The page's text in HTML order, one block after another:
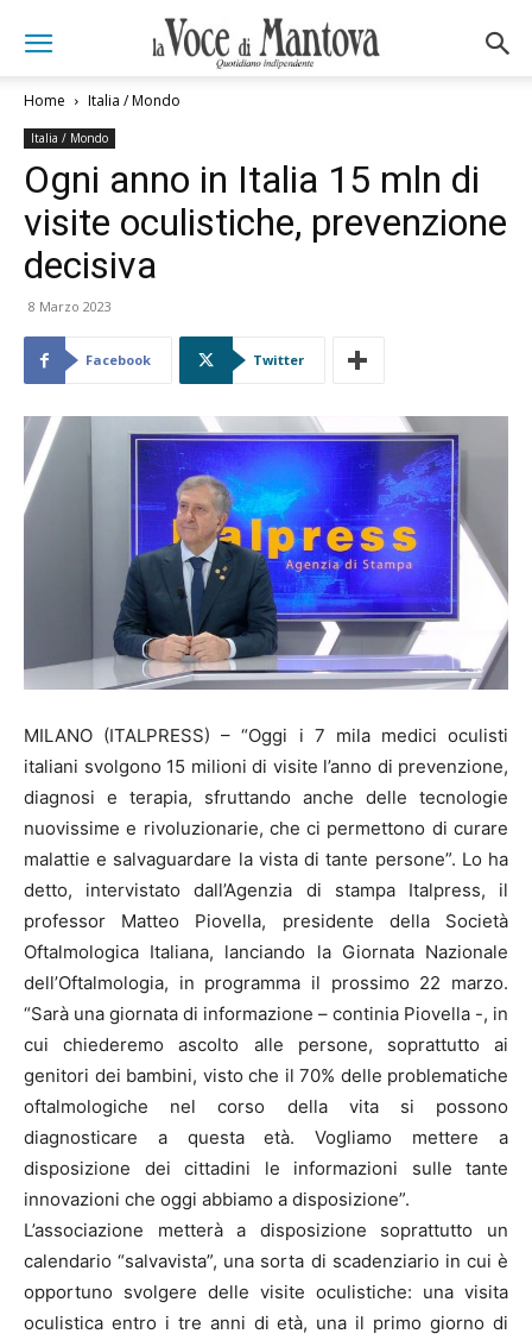
Home Italia / Mondo
Italia / Mondo
Ogni anno in Italia 15 mln di
visite oculistiche, prevenzione
decisiva
8 Marzo 2023
Facebook Twitter
MILANO (ITALPRESS) – “Oggi i 7 mila medici oculisti
italiani svolgono 15 milioni di visite l’anno di prevenzione,
diagnosi e terapia, sfruttando anche delle tecnologie
nuovissime e rivoluzionarie, che ci permettono di curare
malattie e salvaguardare la vista di tante persone”. Lo ha
detto, intervistato dall’Agenzia di stampa Italpress, il
professor Matteo Piovella, presidente della Società
Oftalmologica Italiana, lanciando la Giornata Nazionale
dell’Oftalmologia, in programma il prossimo 22 marzo.
“Sarà una giornata di informazione – continia Piovella -, in
cui chiederemo ascolto alle persone, soprattutto ai
genitori dei bambini, visto che il 70% delle problematiche
oftalmologiche nel corso della vita si possono
diagnosticare a questa età. Vogliamo mettere a
disposizione dei cittadini le informazioni sulle tante
innovazioni che oggi abbiamo a disposizione”.
L’associazione metterà a disposizione soprattutto un
calendario “salvavista”, una sorta di scadenziario in cui è
opportuno svolgere delle visite oculistiche: una visita
oculistica entro i tre anni di età, una il primo giorno di